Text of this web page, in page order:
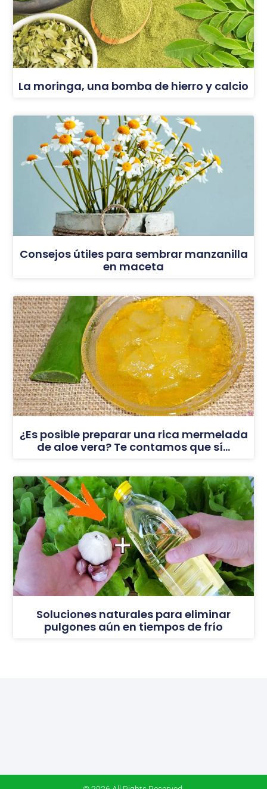
La moringa, una bomba de hierro y calcio
Consejos útiles para sembrar manzanilla
en maceta
¿Es posible preparar una rica mermelada
de aloe vera? Te contamos que sí…
Soluciones naturales para eliminar
pulgones aún en tiempos de frío